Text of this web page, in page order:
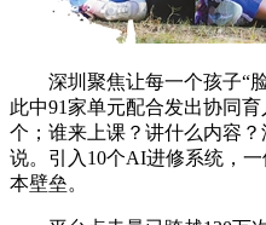
深圳聚焦让每一个孩子“脸
此中91家单元配合发出协同
个；谁来上课？讲什么内容
说。引入10个AI进修系统，
本壁垒。